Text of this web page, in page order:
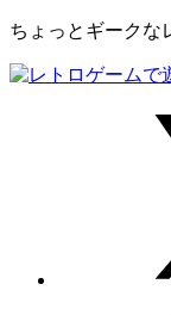
ちょっとギークな